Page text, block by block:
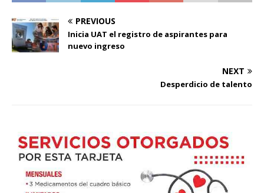
PREVIOUS
Inicia UAT el registro de aspirantes para
nuevo ingreso
NEXT
Desperdicio de talento